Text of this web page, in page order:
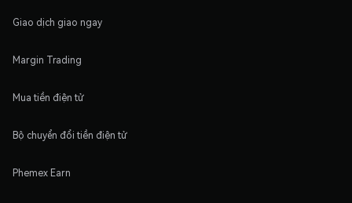
Giao dịch giao ngay
Margin Trading
Mua tiền điện tử
Bộ chuyển đổi tiền điện tử
Phemex Earn